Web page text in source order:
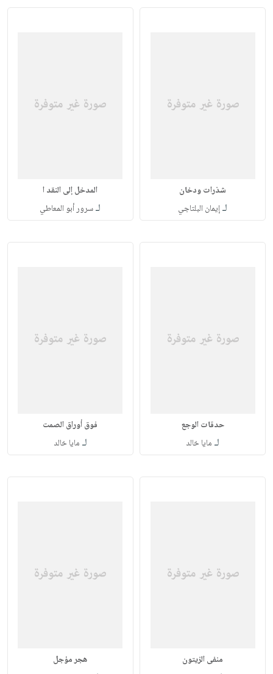
شذرات ودخان
لـإيمان البلتاجي
المدخل إلى النقد ا
لـسرور أبو المعاطي
حدقات الوجع
لـ مايا خالد
فوق أوراق الصمت
لـ مايا خالد
منفى الزيتون هجر مؤجل